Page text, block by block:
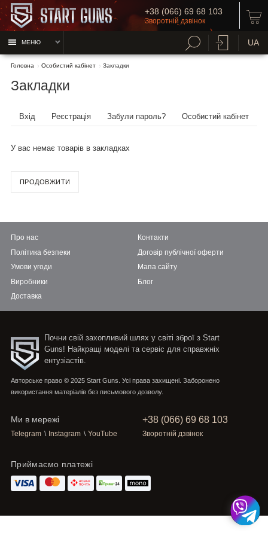
+38 (066) 69 68 103
Зворотній дзвінок
МЕНЮ UA
Головна Особистий кабінет Закладки
Закладки
Вхід Реєстрація Забули пароль? Особистий кабінет
У вас немає товарів в закладках
ПРОДОВЖИТИ
Про нас
Політика безпеки
Умови угоди
Виробники
Доставка
Контакти
Договір публічної оферти
Мапа сайту
Блог
Почни свій захопливий шлях у світі зброї з Start
Guns! Найкращі моделі та сервіс для справжніх
ентузіастів.
Авторське право © 2025 Start Guns. Усі права захищені. Заборонено
використання матеріалів без письмового дозволу.
+38 (066) 69 68 103
Зворотній дзвінок
Ми в мережі
Telegram \ Instagram \ YouTube
Приймаємо платежі